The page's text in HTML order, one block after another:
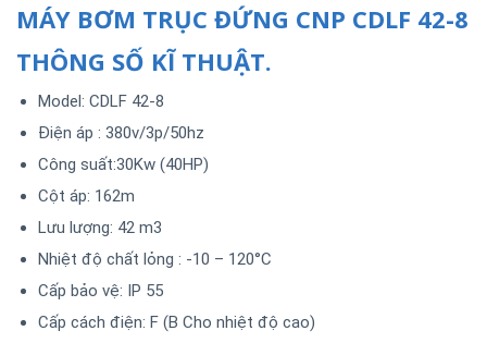
MÁY BƠM TRỤC ĐỨNG CNP CDLF 42-8
THÔNG SỐ KĨ THUẬT.
Model: CDLF 42-8
Điện áp : 380v/3p/50hz
Công suất:30Kw (40HP)
Cột áp: 162m
Lưu lượng: 42 m3
Nhiệt độ chất lỏng : -10 – 120°C
Cấp bảo vệ: IP 55
Cấp cách điện: F (B Cho nhiệt độ cao)